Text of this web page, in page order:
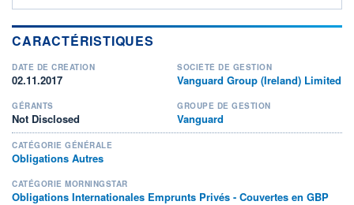
+ PORTEFEUILLE + LISTE
CARACTÉRISTIQUES
DATE DE CRÉATION
02.11.2017
SOCIÉTÉ DE GESTION
Vanguard Group (Ireland) Limited
GÉRANTS
Not Disclosed
GROUPE DE GESTION
Vanguard
CATÉGORIE GÉNÉRALE
Obligations Autres
CATÉGORIE MORNINGSTAR
Obligations Internationales Emprunts Privés - Couvertes en GBP